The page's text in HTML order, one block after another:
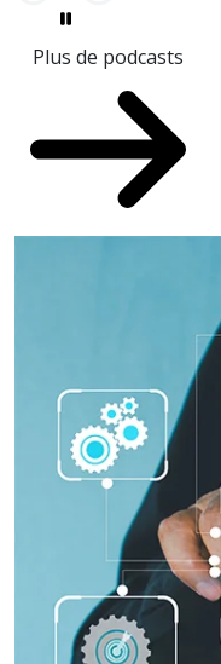
Plus de podcasts